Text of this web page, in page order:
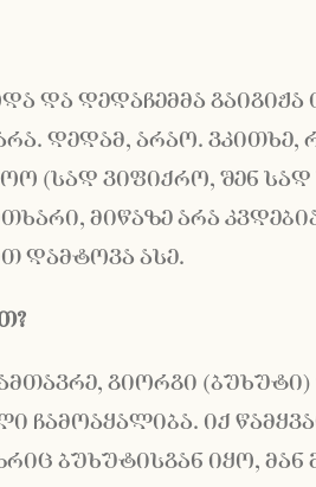
და დედაჩემმა გაიგიჟა
დედამ, არაო. ვკითხე,
(სად ვიფიქრო, შენ სად
მიწაზე არა
დამტოვა ასე.
?
გიორგი
ჩამოაყალიბა. იქ
ბუხუტისგან იყო, მან